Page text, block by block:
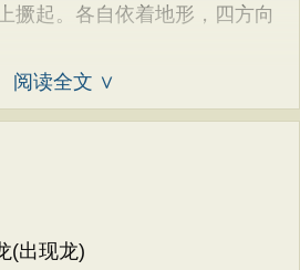
撅起。各自依着地形，四方向
阅读全文 ∨
(出现龙)